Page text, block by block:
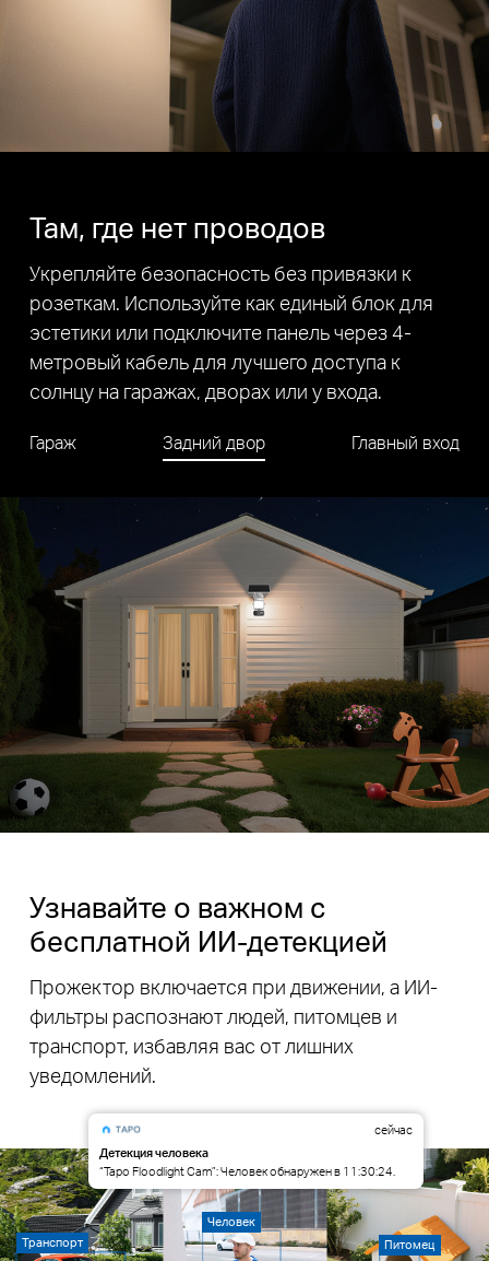
Автоотслеживание
Поле зрения камеры превышает механический диапазон поворота/наклона
Там, где нет проводов
Укрепляйте безопасность без привязки к
розеткам. Используйте как единый блок для
эстетики или подключите панель через 4-
метровый кабель для лучшего доступа к
солнцу на гаражах, дворах или у входа.
Гараж Задний двор Главный вход
Узнавайте о важном с
бесплатной ИИ-детекцией
Прожектор включается при движении, а ИИ-
фильтры распознают людей, питомцев и
транспорт, избавляя вас от лишних
уведомлений.
Транспорт
Человек
Питомец
сейчас
Детекция человека
“Tapo Floodlight Cam”: Человек обнаружен в 11:30:24.